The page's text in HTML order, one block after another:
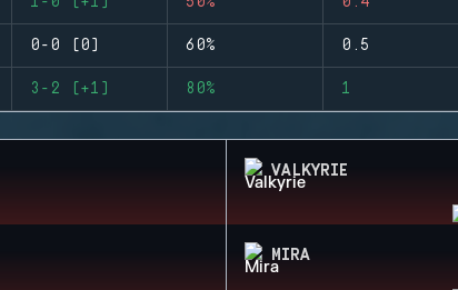
0-0 (0) 60% 0.5
3-2 (+1) 80% 1
VALKYRIE
MIRA